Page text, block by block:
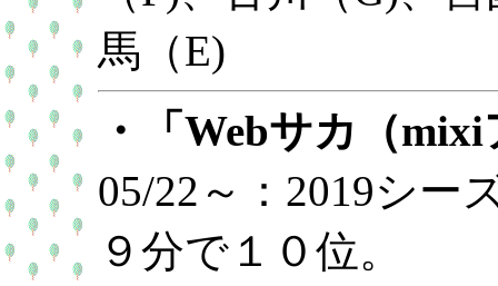
馬（E)
・「Webサカ（
05/22～：2019シー
９分で１０位。